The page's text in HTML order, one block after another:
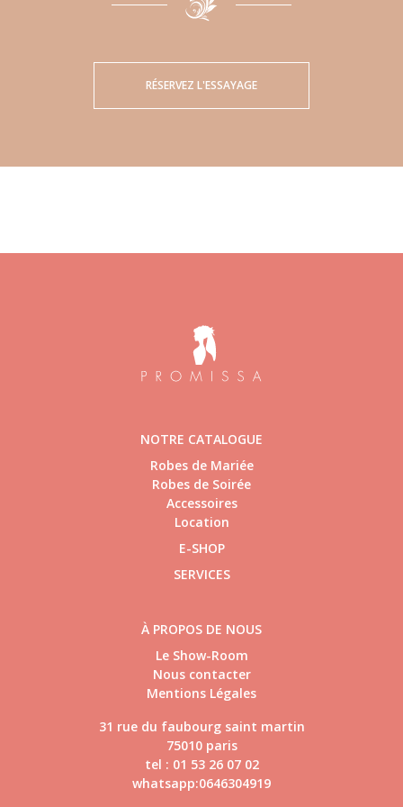
RÉSERVEZ L'ESSAYAGE
NOTRE CATALOGUE
Robes de Mariée
Robes de Soirée
Accessoires
Location
E-SHOP
SERVICES
À PROPOS DE NOUS
Le Show-Room
Nous contacter
Mentions Légales
31 rue du faubourg saint martin
75010 paris
tel : 01 53 26 07 02
whatsapp:0646304919